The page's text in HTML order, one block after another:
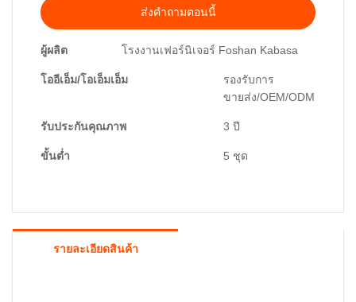
พิงบุด้วยขนเป็ดและเบาะรองนั่งมีฟองน้ำความหนา
แน่นสูงที่มีความหนาแน่นสูงพร้อมขนเป็ดเช่นกัน ซึ่ง
ให้ความรู้สึกสัมผัสที่เบาสบาย
คุณ ยินดีต้อนรับคำถามส่งคำถามตอนนี้
ผู้ผลิต โรงงานเฟอร์นิเจอร์ Foshan Kabasa
โออีเอ็ม/โอเอ็มเอ็ม
รองรับการ
ขายส่ง/OEM/ODM
รับประกันคุณภาพ 3 ปี
ขั้นต่ำ 5 ชุด
รายละเอียดสินค้า